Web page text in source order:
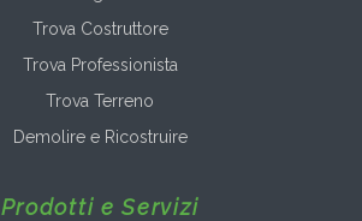
Trova Costruttore
Trova Professionista
Trova Terreno
Demolire e Ricostruire
Prodotti e Servizi